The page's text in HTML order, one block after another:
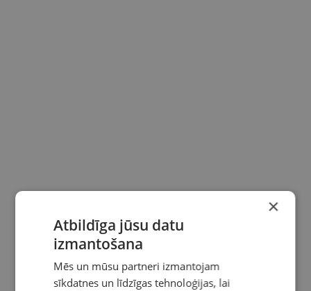
×
Atbildīga jūsu datu
izmantošana
Mēs un mūsu partneri izmantojam
sīkdatnes un līdzīgas tehnoloģijas, lai